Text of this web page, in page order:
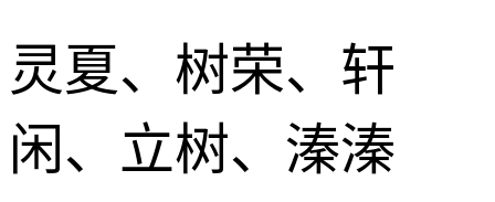
灵夏、树荣、轩
闲、立树、溱溱